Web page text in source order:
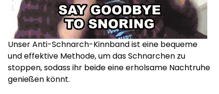
Unser Anti-Schnarch-Kinnband ist eine bequeme
und effektive Methode, um das Schnarchen zu
stoppen, sodass ihr beide eine erholsame Nachtruhe
genießen könnt.